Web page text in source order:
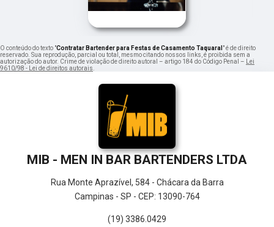
O conteúdo do texto "Contratar Bartender para Festas de Casamento Taquaral " é de direito
reservado. Sua reprodução, parcial ou total, mesmo citando nossos links, é proibida sem a
autorização do autor. Crime de violação de direito autoral – artigo 184 do Código Penal – Lei
9610/98 - Lei de direitos autorais.
MIB - MEN IN BAR BARTENDERS LTDA
Rua Monte Aprazível, 584 - Chácara da Barra
Campinas - SP - CEP: 13090-764
(19) 3386.0429